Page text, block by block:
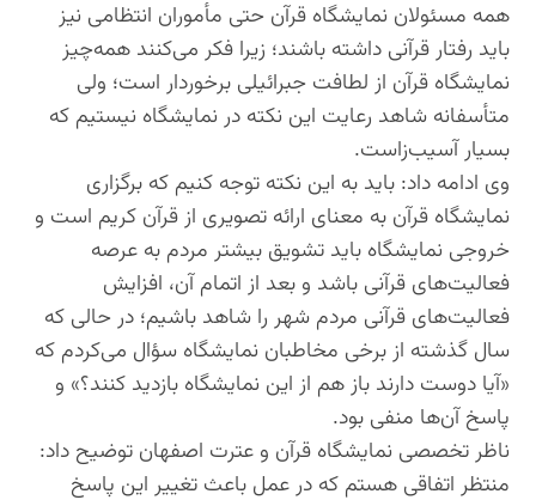
همه مسئولان نمایشگاه قرآن حتی مأموران انتظامی نیز
باید رفتار قرآنی داشته باشند؛ زیرا فکر می‌کنند همه‌چیز
نمایشگاه قرآن از لطافت جبرائیلی برخوردار است؛ ولی
متأسفانه شاهد رعایت این نکته در نمایشگاه نیستیم که
بسیار آسیب‌زاست.
وی ادامه داد: باید به این نکته توجه کنیم که برگزاری
نمایشگاه قرآن به‌ معنای ارائه تصویری از قرآن کریم است و
خروجی نمایشگاه باید تشویق بیشتر مردم به عرصه
فعالیت‌های قرآنی باشد و بعد از اتمام آن، افزایش
فعالیت‌های قرآنی مردم شهر را شاهد باشیم؛ در حالی که
سال گذشته از برخی مخاطبان نمایشگاه سؤال می‌کردم که
«آیا دوست دارند باز هم از این نمایشگاه بازدید کنند؟» و
پاسخ آن‌ها منفی بود.
ناظر تخصصی نمایشگاه قرآن و عترت اصفهان توضیح داد:
منتظر اتفاقی هستم که در عمل باعث تغییر این پاسخ